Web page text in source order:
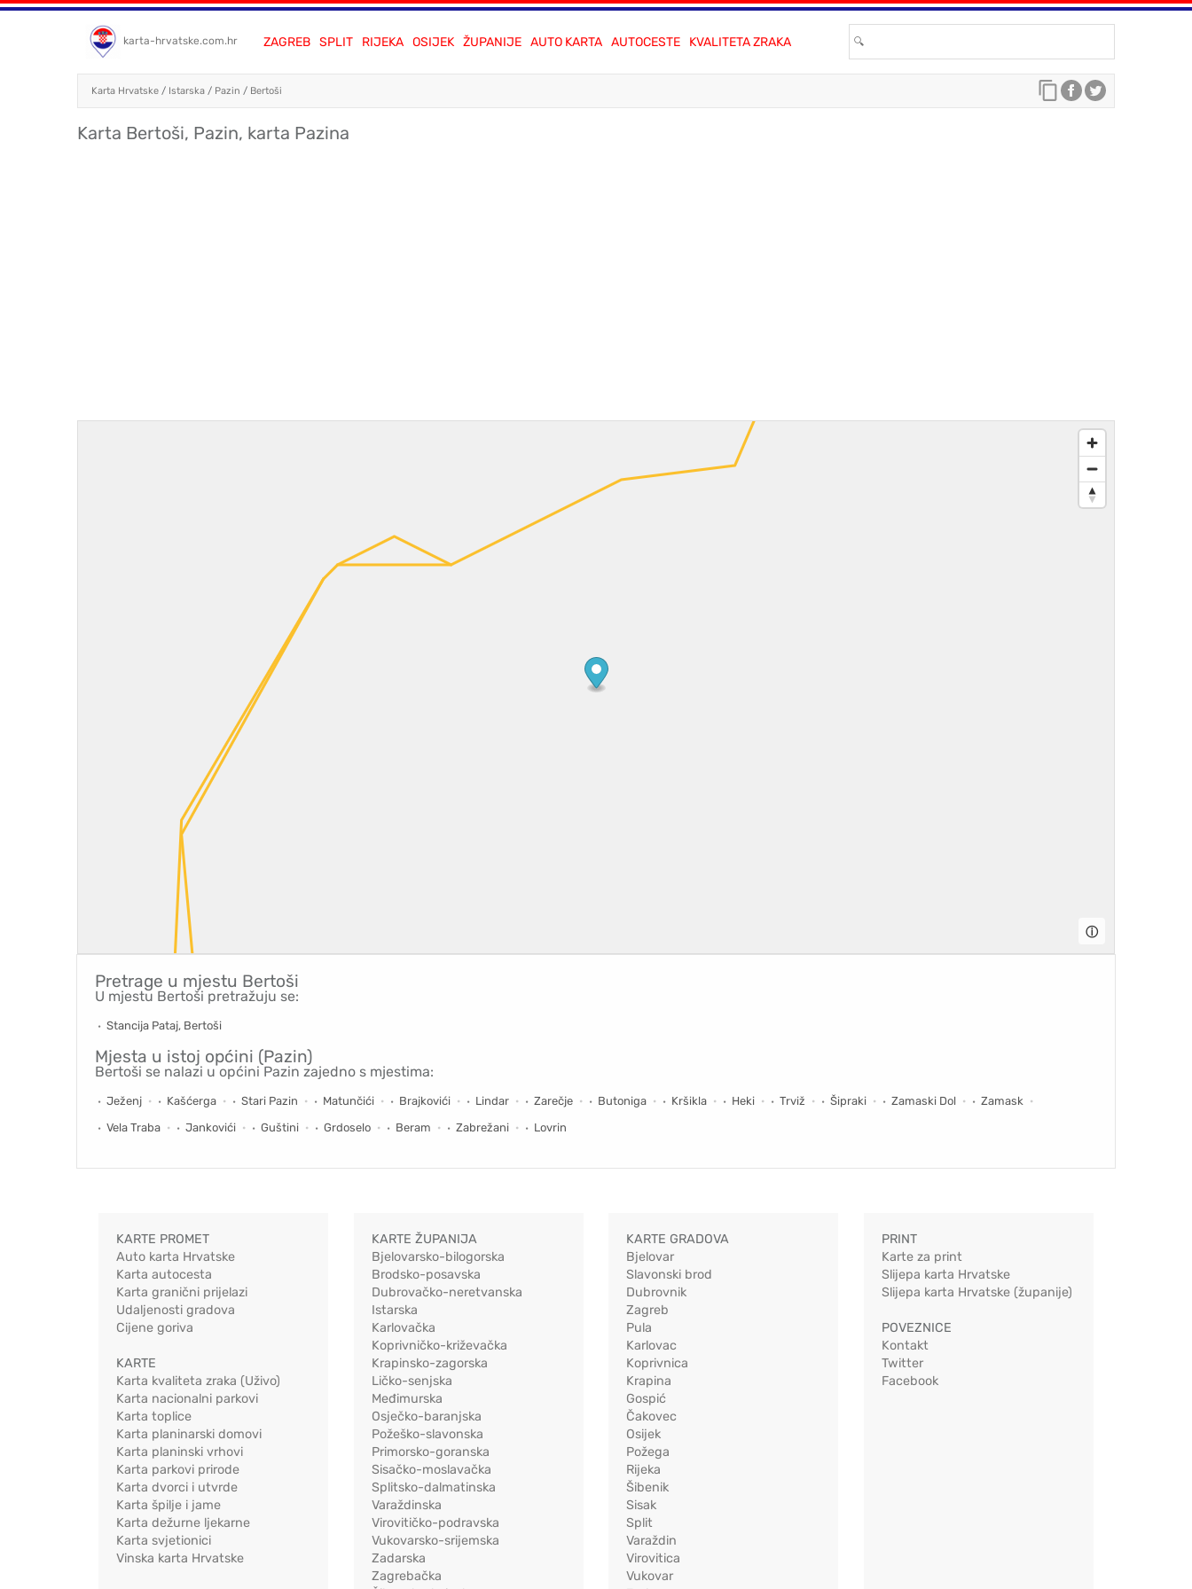
karta-hrvatske.com.hr ZAGREB SPLIT RIJEKA OSIJEK ŽUPANIJE AUTO KARTA AUTOCESTE KVALITETA ZRAKA
Karta Hrvatske / Istarska / Pazin / Bertoši
Karta Bertoši, Pazin, karta Pazina
ⓘ
Pretrage u mjestu Bertoši
U mjestu Bertoši pretražuju se:
Stancija Pataj, Bertoši
Mjesta u istoj općini (Pazin)
Bertoši se nalazi u općini Pazin zajedno s mjestima:
Ježenj Kašćerga Stari Pazin Matunčići Brajkovići Lindar Zarečje Butoniga Kršikla Heki Trviž Šipraki Zamaski Dol
Zamask
Vela Traba
Jankovići Guštini Grdoselo Beram Zabrežani Lovrin
KARTE PROMET
Auto karta Hrvatske
Karta autocesta
Karta granični prijelazi
Udaljenosti gradova
Cijene goriva
KARTE
Karta kvaliteta zraka (Uživo)
Karta nacionalni parkovi
Karta toplice
Karta planinarski domovi
Karta planinski vrhovi
Karta parkovi prirode
Karta dvorci i utvrde
Karta špilje i jame
Karta dežurne ljekarne
Karta svjetionici
Vinska karta Hrvatske
KARTE ŽUPANIJA
Bjelovarsko-bilogorska
Brodsko-posavska
Dubrovačko-neretvanska
Istarska
Karlovačka
Koprivničko-križevačka
Krapinsko-zagorska
Ličko-senjska
Međimurska
Osječko-baranjska
Požeško-slavonska
Primorsko-goranska
Sisačko-moslavačka
Splitsko-dalmatinska
Varaždinska
Virovitičko-podravska
Vukovarsko-srijemska
Zadarska
Zagrebačka
KARTE GRADOVA
Bjelovar
Slavonski brod
Dubrovnik
Zagreb
Pula
Karlovac
Koprivnica
Krapina
Gospić
Čakovec
Osijek
Požega
Rijeka
Šibenik
Sisak
Split
Varaždin
Virovitica
Vukovar
PRINT
Karte za print
Slijepa karta Hrvatske
Slijepa karta Hrvatske (županije)
POVEZNICE
Kontakt
Twitter
Facebook